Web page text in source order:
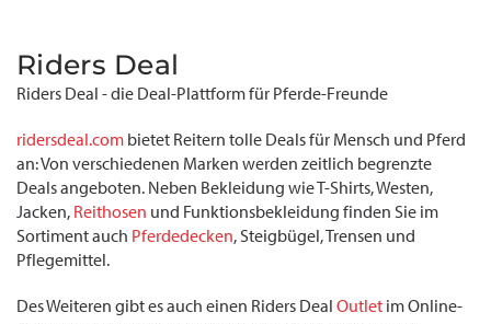
Riders Deal
Riders Deal - die Deal-Plattform für Pferde-Freunde
ridersdeal.com bietet Reitern tolle Deals für Mensch und Pferd
an: Von verschiedenen Marken werden zeitlich begrenzte
Deals angeboten. Neben Bekleidung wie T-Shirts, Westen,
Jacken, Reithosen und Funktionsbekleidung finden Sie im
Sortiment auch Pferdedecken, Steigbügel, Trensen und
Pflegemittel.
Des Weiteren gibt es auch einen Riders Deal Outlet im Online-